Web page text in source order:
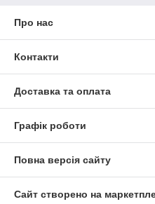
Про нас
Контакти
Доставка та оплата
Графік роботи
Повна версія сайту
Сайт створено на